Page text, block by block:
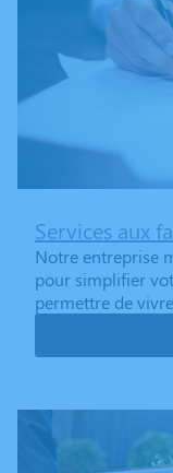
Services aux
Notre entreprise
pour simplifier
permettre de